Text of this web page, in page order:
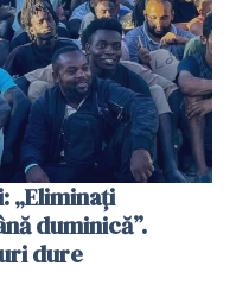
„Eliminați
duminică”.
dure